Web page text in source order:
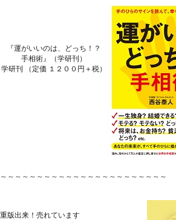
『運がいいのは、どっち！？
手相術』（学研刊）
学研刊 （定価 １２００円＋税）
～～～～～～～～～～～～～～～～～～～～～～～
重版出来！売れています